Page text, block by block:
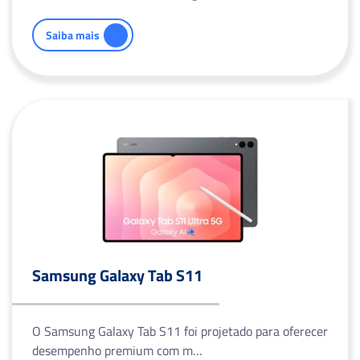
Saiba mais
Samsung Galaxy Tab S11
O Samsung Galaxy Tab S11 foi projetado para oferecer
desempenho premium com m…